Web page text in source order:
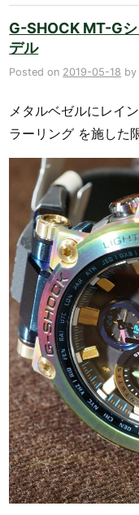
G-SHOCK MT-G
デル
Posted on 2019-05-18
メタルベゼルにレイ
ラーリング を施した